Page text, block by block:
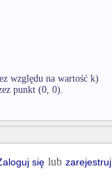
względu na wartość k)
punkt (0, 0).
się lub zarejestruj